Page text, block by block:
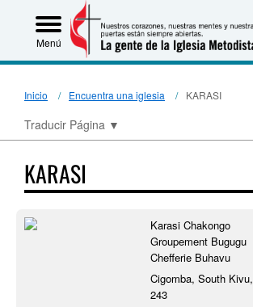
Menú
Inicio Encuentra una iglesia KARASI
Traducir Página ▼
KARASI
Karasi Chakongo
Groupement Bugugu
Chefferie Buhavu
Cigomba, South Kivu,
243